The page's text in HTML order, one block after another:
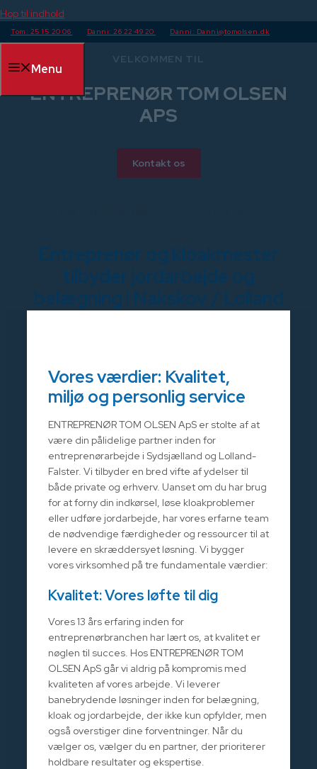
Hop til indhold
Tom: 25 15 20 06 Danni: 26 22 49 20 Danni: Danni@tomolsen.dk
Menu
VELKOMMEN TIL
ENTREPRENØR TOM OLSEN
APS​
Kontakt os
Vores værdier: Kvalitet,
miljø og personlig service
ENTREPRENØR TOM OLSEN ApS er stolte af at
være din pålidelige partner inden for
entreprenørarbejde i Sydsjælland og Lolland-
Falster. Vi tilbyder en bred vifte af ydelser til
både private og erhverv. Uanset om du har brug
for at forny din indkørsel, løse kloakproblemer
eller udføre jordarbejde, har vores erfarne team
de nødvendige færdigheder og ressourcer til at
levere en skræddersyet løsning. Vi bygger
vores virksomhed på tre fundamentale værdier:
Kvalitet: Vores løfte til dig
Vores 13 års erfaring inden for
entreprenørbranchen har lært os, at kvalitet er
nøglen til succes. Hos ENTREPRENØR TOM
OLSEN ApS går vi aldrig på kompromis med
kvaliteten af vores arbejde. Vi leverer
banebrydende løsninger inden for belægning,
kloak og jordarbejde, der ikke kun opfylder, men
også overstiger dine forventninger. Når du
vælger os, vælger du en partner, der prioriterer
holdbare resultater og ekspertise.